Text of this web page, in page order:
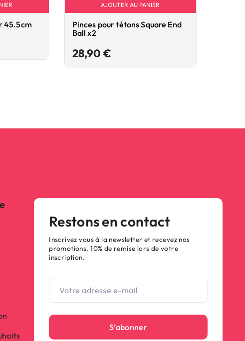
45.5cm
AJOUTER AU PANIER
Pinces pour tétons Square End
Ball x2
28,90 €Prix
Restons en contact
Inscrivez vous à la newsletter et recevez nos
promotions. 10% de remise lors de votre
inscription.
S’abonner